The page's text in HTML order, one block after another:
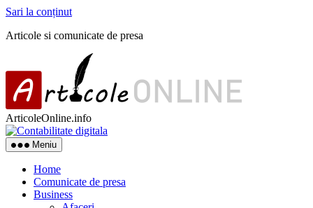
Sari la conținut
Articole si comunicate de presa
ArticoleOnline.info
Meniu
Home
Comunicate de presa
Business